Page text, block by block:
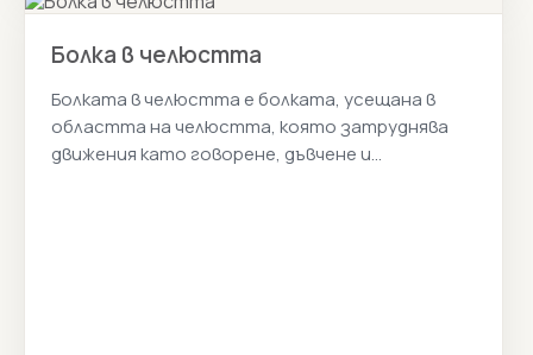
Болка в челюстта
Болката в челюстта е болката, усещана в
областта на челюстта, която затруднява
движения като говорене, дъвчене и